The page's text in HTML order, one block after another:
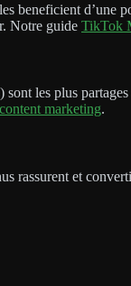
beneficient d’une
Notre guide TikTok
les plus
content marketing.
rassurent et